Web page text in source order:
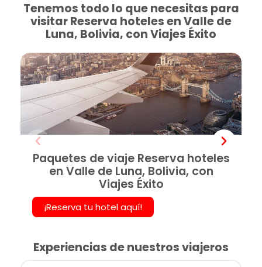
Tenemos todo lo que necesitas para
visitar Reserva hoteles en Valle de
Luna, Bolivia, con Viajes Éxito
Paquetes de viaje Reserva hoteles
en Valle de Luna, Bolivia, con
Viajes Éxito
¡Reserva tu hotel aquí!
Experiencias de nuestros viajeros